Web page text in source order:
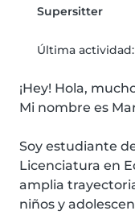
Supersitter
Última actividad:
¡Hey! Hola,
Mi nombre es
Soy estudiante
Licenciatura en
amplia
niños y